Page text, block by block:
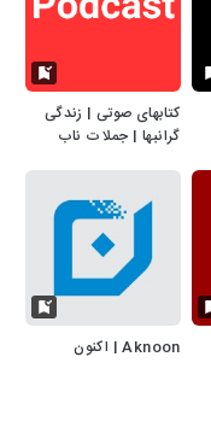
کتابهای صوتی | زندگی
گرانبها | جملات ناب
Aknoon | اکنون